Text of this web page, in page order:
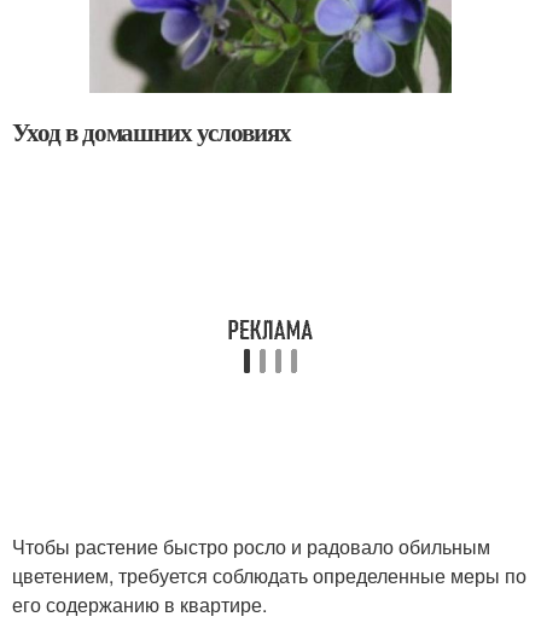
Уход в домашних условиях
Чтобы растение быстро росло и радовало обильным
цветением, требуется соблюдать определенные меры по
его содержанию в квартире.